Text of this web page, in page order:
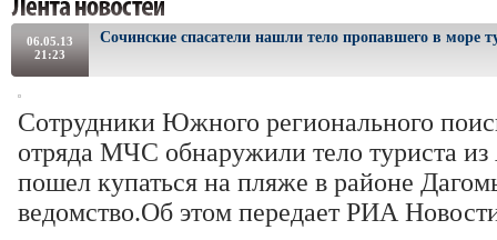
06.05.13
21:23
Сочинские спасатели нашли тело пропавшего в море
Сотрудники Южного регионального
отряда МЧС обнаружили тело туриста
пошел купаться на пляже в районе
ведомство.Об этом передает РИА